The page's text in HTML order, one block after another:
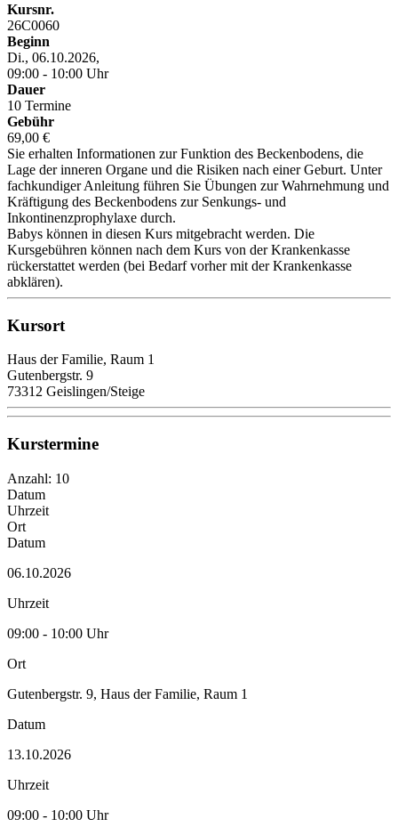
Kursnr.
26C0060
Beginn
Di., 06.10.2026,
09:00 - 10:00 Uhr
Dauer
10 Termine
Gebühr
69,00 €
Sie erhalten Informationen zur Funktion des Beckenbodens, die
Lage der inneren Organe und die Risiken nach einer Geburt. Unter
fachkundiger Anleitung führen Sie Übungen zur Wahrnehmung und
Kräftigung des Beckenbodens zur Senkungs- und
Inkontinenzprophylaxe durch.
Babys können in diesen Kurs mitgebracht werden. Die
Kursgebühren können nach dem Kurs von der Krankenkasse
rückerstattet werden (bei Bedarf vorher mit der Krankenkasse
abklären).
Kursort
Haus der Familie, Raum 1
Gutenbergstr. 9
73312 Geislingen/Steige
Kurstermine
Anzahl: 10
Datum
Uhrzeit
Ort
Datum
06.10.2026
Uhrzeit
09:00 - 10:00 Uhr
Ort
Gutenbergstr. 9, Haus der Familie, Raum 1
Datum
13.10.2026
Uhrzeit
09:00 - 10:00 Uhr